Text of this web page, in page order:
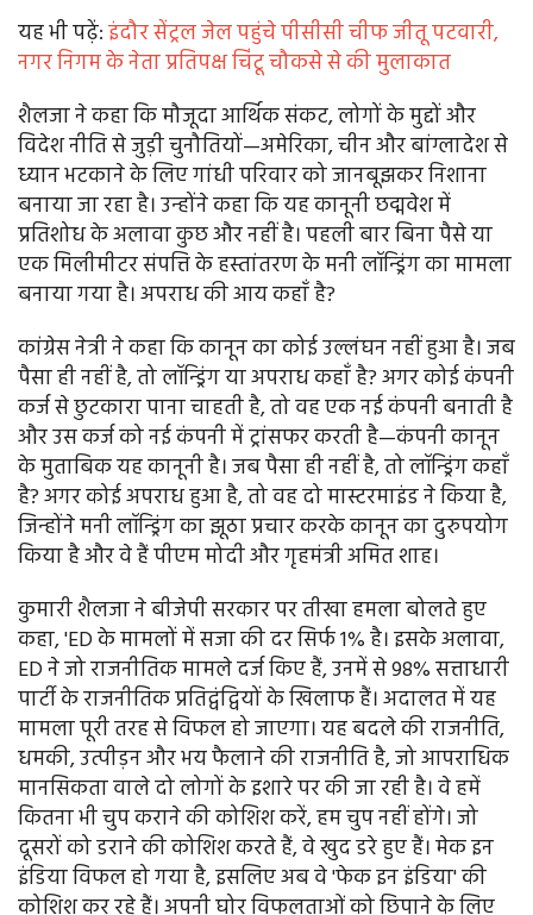
यह भी पढ़ें:इंदौर सेंट्रल जेल पहुंचे पीसीसी चीफ जीतू पटवारी,
नगर निगम के नेता प्रतिपक्ष चिंटू चौकसे से की मुलाकात
शैलजा ने कहा कि मौजूदा आर्थिक संकट, लोगों के मुद्दों और
विदेश नीति से जुड़ी चुनौतियों—अमेरिका, चीन और बांग्लादेश से
ध्यान भटकाने के लिए गांधी परिवार को जानबूझकर निशाना
बनाया जा रहा है। उन्होंने कहा कि यह कानूनी छद्मवेश में
प्रतिशोध के अलावा कुछ और नहीं है। पहली बार बिना पैसे या
एक मिलीमीटर संपत्ति के हस्तांतरण के मनी लॉन्ड्रिंग का मामला
बनाया गया है। अपराध की आय कहाँ है?
कांग्रेस नेत्री ने कहा कि कानून का कोई उल्लंघन नहीं हुआ है। जब
पैसा ही नहीं है, तो लॉन्ड्रिंग या अपराध कहाँ है? अगर कोई कंपनी
कर्ज से छुटकारा पाना चाहती है, तो वह एक नई कंपनी बनाती है
और उस कर्ज को नई कंपनी में ट्रांसफर करती है—कंपनी कानून
के मुताबिक यह कानूनी है। जब पैसा ही नहीं है, तो लॉन्ड्रिंग कहाँ
है? अगर कोई अपराध हुआ है, तो वह दो मास्टरमाइंड ने किया है,
जिन्होंने मनी लॉन्ड्रिंग का झूठा प्रचार करके कानून का दुरुपयोग
किया है और वे हैं पीएम मोदी और गृहमंत्री अमित शाह।
कुमारी शैलजा ने बीजेपी सरकार पर तीखा हमला बोलते हुए
कहा, 'ED के मामलों में सजा की दर सिर्फ 1% है। इसके अलावा,
ED ने जो राजनीतिक मामले दर्ज किए हैं, उनमें से 98% सत्ताधारी
पार्टी के राजनीतिक प्रतिद्वंद्वियों के खिलाफ हैं। अदालत में यह
मामला पूरी तरह से विफल हो जाएगा। यह बदले की राजनीति,
धमकी, उत्पीड़न और भय फैलाने की राजनीति है, जो आपराधिक
मानसिकता वाले दो लोगों के इशारे पर की जा रही है। वे हमें
कितना भी चुप कराने की कोशिश करें, हम चुप नहीं होंगे। जो
दूसरों को डराने की कोशिश करते हैं, वे खुद डरे हुए हैं। मेक इन
इंडिया विफल हो गया है, इसलिए अब वे 'फेक इन इंडिया' की